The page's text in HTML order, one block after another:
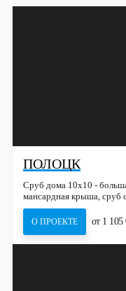
ПОЛОЦК
Сруб дома 10х10 -
мансардная крыша, сруб
О ПРОЕКТЕ от 1 105